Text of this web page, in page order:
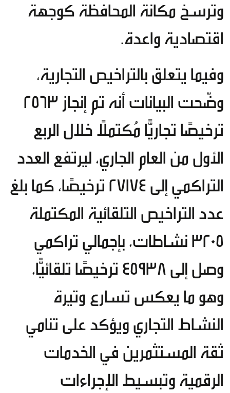
وترسخ مكانة المحافظة كوجهة
اقتصادية واعدة.
وفيما يتعلق بالتراخيص التجارية،
وضّحت البيانات أنه تم إنجاز 2563
ترخيصًا تجاريًّا مُكتملًا خلال الربع
الأول من العام الجاري، ليرتفع العدد
التراكمي إلى 27174 ترخيصًا، كما بلغ
عدد التراخيص التلقائية المكتملة
3205 نشاطات، بإجمالي تراكمي
وصل إلى 45938 ترخيصًا تلقائيًّا،
وهو ما يعكس تسارع وتيرة
النشاط التجاري ويؤكد على تنامي
ثقة المستثمرين في الخدمات
الرقمية وتبسيط الإجراءات